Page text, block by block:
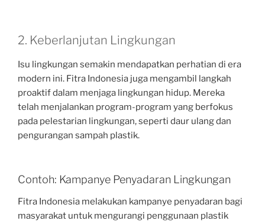
2. Keberlanjutan Lingkungan
Isu lingkungan semakin mendapatkan perhatian di era
modern ini. Fitra Indonesia juga mengambil langkah
proaktif dalam menjaga lingkungan hidup. Mereka
telah menjalankan program-program yang berfokus
pada pelestarian lingkungan, seperti daur ulang dan
pengurangan sampah plastik.
Contoh: Kampanye Penyadaran Lingkungan
Fitra Indonesia melakukan kampanye penyadaran bagi
masyarakat untuk mengurangi penggunaan plastik